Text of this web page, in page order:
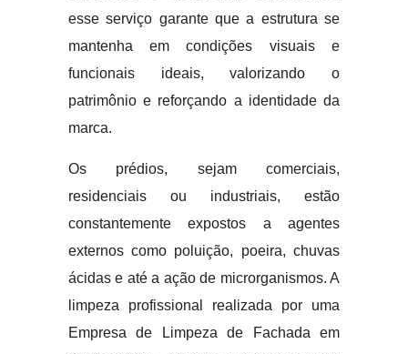
esse serviço garante que a estrutura se
mantenha em condições visuais e
funcionais ideais, valorizando o
patrimônio e reforçando a identidade da
marca.
Os prédios, sejam comerciais,
residenciais ou industriais, estão
constantemente expostos a agentes
externos como poluição, poeira, chuvas
ácidas e até a ação de microrganismos. A
limpeza profissional realizada por uma
Empresa de Limpeza de Fachada em